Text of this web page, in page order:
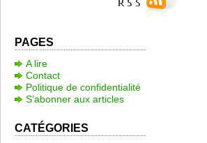
PAGES
A lire
Contact
Politique de confidentialité
S’abonner aux articles
CATÉGORIES